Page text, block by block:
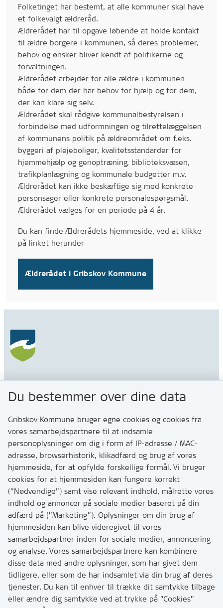
Folketinget har bestemt, at alle kommuner skal have
et folkevalgt ældreråd.
Ældrerådet har til opgave løbende at holde kontakt
til ældre borgere i kommunen, så deres problemer,
behov og ønsker bliver kendt af politikerne og
forvaltningen.
Ældrerådet arbejder for alle ældre i kommunen –
både for dem der har behov for hjælp og for dem,
der kan klare sig selv.
Ældrerådet skal rådgive kommunalbestyrelsen i
forbindelse med udformningen og tilrettelæggelsen
af kommunens politik på ældreområdet om f.eks.
byggeri af plejeboliger, kvalitetsstandarder for
hjemmehjælp og genoptræning, biblioteksvæsen,
trafikplanlægning og kommunale budgetter m.v.
Ældrerådet kan ikke beskæftige sig med konkrete
personsager eller konkrete personalespørgsmål.
Ældrerådet vælges for en periode på 4 år.
Du kan finde Ældrerådets hjemmeside, ved at klikke
på linket herunder
Ældrerådet i Gribskov Kommune
Gribskov Kommune
Rådhusvej 3
3200 Helsinge
Kontakt
Skriv til os via Digital Post
Har du brug for at komme i kontakt med os? Se her
hvordan
Tip os om huller i vejen eller andet
T:7249 6000
Bemærk: vi har mange opkald mellem kl. 10 og 11
Links
Tilgængelighedserklæring
Cookies
Du bestemmer over dine data
Gribskov Kommune bruger egne cookies og cookies fra
vores samarbejdspartnere til at indsamle
personoplysninger om dig i form af IP-adresse / MAC-
adresse, browserhistorik, klikadfærd og brug af vores
hjemmeside, for at opfylde forskellige formål. Vi bruger
cookies for at hjemmesiden kan fungere korrekt
(”Nødvendige”) samt vise relevant indhold, målrette vores
indhold og annoncer på sociale medier baseret på din
adfærd på (”Marketing”). Oplysninger om din brug af
hjemmesiden kan blive videregivet til vores
samarbejdspartner inden for sociale medier, annoncering
og analyse. Vores samarbejdspartnere kan kombinere
disse data med andre oplysninger, som har givet dem
tidligere, eller som de har indsamlet via din brug af deres
tjenester. Du kan til enhver til trække dit samtykke tilbage
eller ændre dig samtykke ved at trykke på ”Cookies”